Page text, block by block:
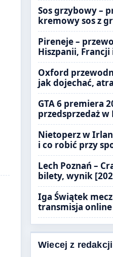
Sos grzybowy –
kremowy sos z
Pireneje –
Hiszpanii,
Oxford
jak dojechać,
GTA 6 premiera
przedsprzedaż w
Nietoperz w
i co robić przy
Lech Poznań –
bilety, wynik
Iga Świątek
transmisja
Wiecej z redakcji